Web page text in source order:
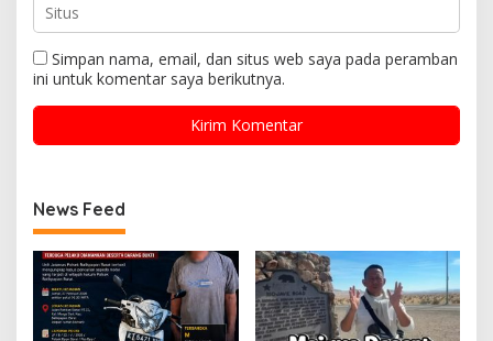
Simpan nama, email, dan situs web saya pada peramban
ini untuk komentar saya berikutnya.
News Feed